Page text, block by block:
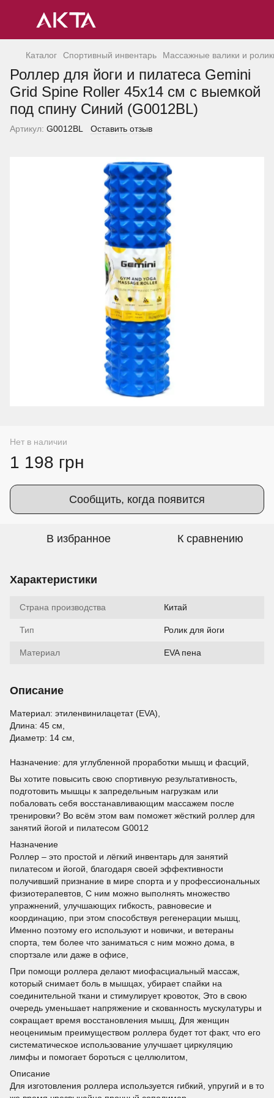
Каталог Спортивный инвентарь Массажные валики и
Роллер для йоги и пилатеса Gemini
Grid Spine Roller 45х14 см с выемкой
под спину Синий (G0012BL)
Артикул: G0012BL Оставить отзыв
Нет в наличии
1 198 грн
Сообщить, когда появится
В избранное К сравнению
Характеристики
Страна производства Китай
Тип Ролик для йоги
Материал EVA пена
Описание
Материал: этиленвинилацетат (EVA),
Длина: 45 см,
Диаметр: 14 см,
Назначение: для углубленной проработки мышц и фасций,
Вы хотите повысить свою спортивную результативность,
подготовить мышцы к запредельным нагрузкам или
побаловать себя восстанавливающим массажем после
тренировки? Во всём этом вам поможет жёсткий роллер для
занятий йогой и пилатесом G0012
Назначение
Роллер – это простой и лёгкий инвентарь для занятий
пилатесом и йогой, благодаря своей эффективности
получивший признание в мире спорта и у профессиональных
физиотерапевтов, С ним можно выполнять множество
упражнений, улучшающих гибкость, равновесие и
координацию, при этом способствуя регенерации мышц,
Именно поэтому его используют и новички, и ветераны
спорта, тем более что заниматься с ним можно дома, в
спортзале или даже в офисе,
При помощи роллера делают миофасциальный массаж,
который снимает боль в мышцах, убирает спайки на
соединительной ткани и стимулирует кровоток, Это в свою
очередь уменьшает напряжение и скованность мускулатуры и
сокращает время восстановления мышц, Для женщин
неоценимым преимуществом роллера будет тот факт, что его
систематическое использование улучшает циркуляцию
лимфы и помогает бороться с целлюлитом,
Описание
Для изготовления роллера используется гибкий, упругий и в то